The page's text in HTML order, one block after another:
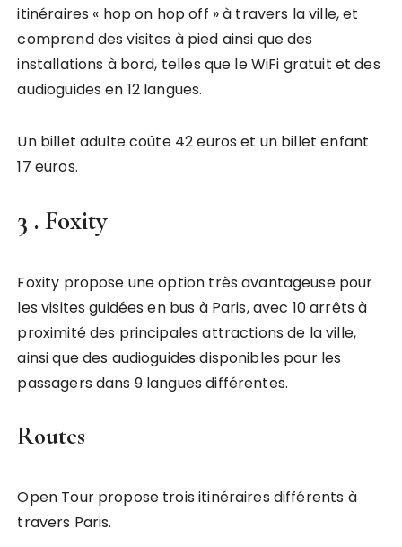
itinéraires « hop on hop off » à travers la ville, et
comprend des visites à pied ainsi que des
installations à bord, telles que le WiFi gratuit et des
audioguides en 12 langues.
Un billet adulte coûte 42 euros et un billet enfant
17 euros.
3 .Foxity
Foxity propose une option très avantageuse pour
les visites guidées en bus à Paris, avec 10 arrêts à
proximité des principales attractions de la ville,
ainsi que des audioguides disponibles pour les
passagers dans 9 langues différentes.
Routes
Open Tour propose trois itinéraires différents à
travers Paris.